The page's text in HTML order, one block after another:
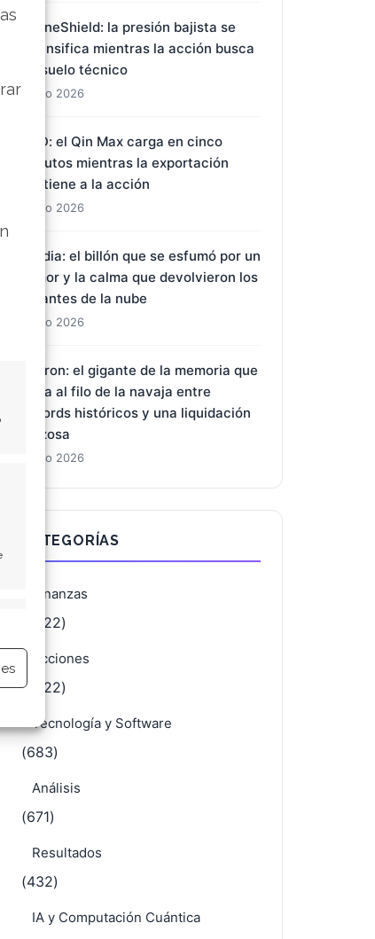
DroneShield: la presión bajista se
intensifica mientras la acción busca
un suelo técnico
1 Ago 2026
BYD: el Qin Max carga en cinco
minutos mientras la exportación
sostiene a la acción
1 Ago 2026
Nvidia: el billón que se esfumó por un
rumor y la calma que devolvieron los
gigantes de la nube
1 Ago 2026
Micron: el gigante de la memoria que
baila al filo de la navaja entre
récords históricos y una liquidación
forzosa
1 Ago 2026
CATEGORÍAS
Finanzas
(4.122)
Acciones
(4.122)
Tecnología y Software
(683)
Análisis
(671)
Resultados
(432)
IA y Computación Cuántica